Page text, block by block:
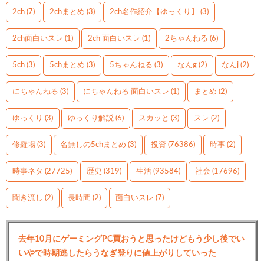
2ch (7) 2chまとめ (3) 2ch名作紹介【ゆっくり】 (3)
2ch面白いスレ (1) 2ch 面白いスレ (1) 2ちゃんねる (6)
5ch (3) 5chまとめ (3) 5ちゃんねる (3) なんg (2) なんj (2)
にちゃんねる (3) にちゃんねる 面白いスレ (1) まとめ (2)
ゆっくり (3) ゆっくり解説 (6) スカッと (3) スレ (2)
修羅場 (3) 名無しの5chまとめ (3) 投資 (76386) 時事 (2)
時事ネタ (27725) 歴史 (319) 生活 (93584) 社会 (17696)
聞き流し (2) 長時間 (2) 面白いスレ (7)
去年10月にゲーミングPC買おうと思ったけどもう少し後でい
いやで時期逃したらうなぎ登りに値上がりしていった